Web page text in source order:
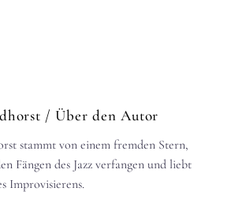
/ Über den Autor
stammt von einem fremden Stern,
Fängen des Jazz verfangen und liebt
Improvisierens.